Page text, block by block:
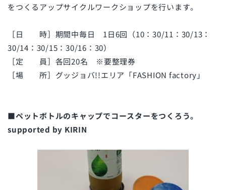
をつくるアップサイクルワークショップを行います。
［日 時］期間中毎日 1日6回（10：30/11：30/13：
30/14：30/15：30/16：30）
［定 員］各回20名 ※要整理券
［場 所］グッジョバ!!エリア「FASHION factory」
■ペットボトルのキャップでコースターをつくろう。
supported by KIRIN